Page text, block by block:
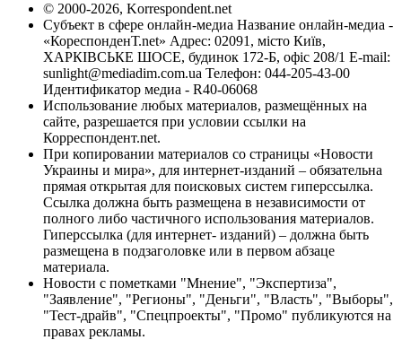
© 2000-2026, Korrespondent.net
Субъект в сфере онлайн-медиа Название онлайн-медиа -
«КореспонденТ.net» Адрес: 02091, місто Київ,
ХАРКІВСЬКЕ ШОСЕ, будинок 172-Б, офіс 208/1 E-mail:
sunlight@mediadim.com.ua Телефон: 044-205-43-00
Идентификатор медиа - R40-06068
Использование любых материалов, размещённых на
сайте, разрешается при условии ссылки на
Корреспондент.net.
При копировании материалов со страницы «Новости
Украины и мира», для интернет-изданий – обязательна
прямая открытая для поисковых систем гиперссылка.
Ссылка должна быть размещена в независимости от
полного либо частичного использования материалов.
Гиперссылка (для интернет- изданий) – должна быть
размещена в подзаголовке или в первом абзаце
материала.
Новости с пометками "Мнение", "Экспертиза",
"Заявление", "Регионы", "Деньги", "Власть", "Выборы",
"Тест-драйв", "Спецпроекты", "Промо" публикуются на
правах рекламы.